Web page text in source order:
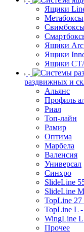
Ящики
Метабоксы
Ящики
Ящики
Ящики
раздвижных и
Альянс
Профиль
Риал
Топ-лайн
Рамир
Оптима
Марбела
Валенсия
Универсал
Синхро
SlideLine
SlideLine
TopLine
TopLine L
WingLine L
Прочее